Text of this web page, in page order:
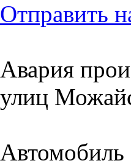
Отправить
Авария
улиц